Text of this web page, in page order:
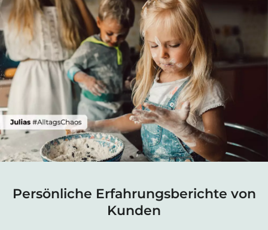
Persönliche Erfahrungsberichte von
Kunden